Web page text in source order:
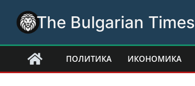
content
The Bulgarian Times
ПОЛИТИКА ИКОНОМИКА